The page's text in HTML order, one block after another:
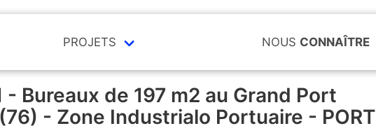
PROJETS NOUS CONNAÎTRE
Bureaux de 197 m2 au Grand Port
- Zone Industrialo Portuaire - PORT